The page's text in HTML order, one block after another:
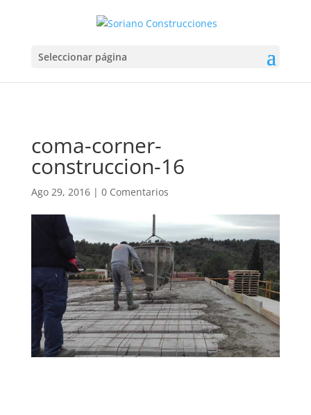
Seleccionar página
coma-corner-
construccion-16
Ago 29, 2016| 0 Comentarios